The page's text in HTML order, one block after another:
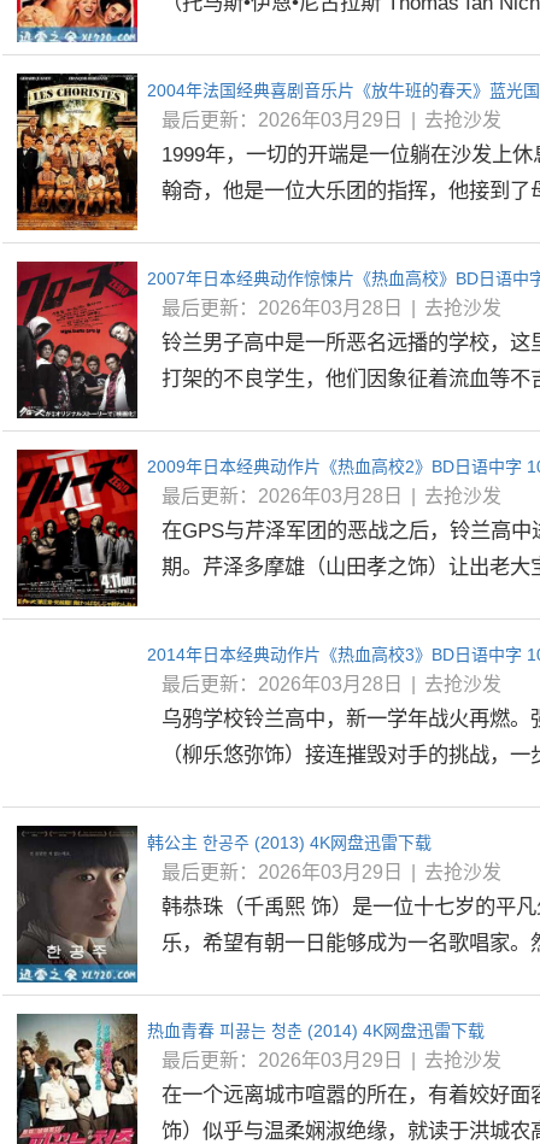
最后更新：2026年03月29日 去抢沙发
1999年，一切的开端是一位躺在沙发上
翰奇，他是一位大乐团的指挥，他接到了
2007年日本经典动作惊悚片《热血高校》BD日语中
最后更新：2026年03月28日 去抢沙发
铃兰男子高中是一所恶名远播的学校，这
打架的不良学生，他们因象征着流血等不
2009年日本经典动作片《热血高校2》BD日语中字
最后更新：2026年03月28日 去抢沙发
在GPS与芹泽军团的恶战之后，铃兰高中
期。芹泽多摩雄（山田孝之饰）让出老大
2014年日本经典动作片《热血高校3》BD日语中字
最后更新：2026年03月28日 去抢沙发
乌鸦学校铃兰高中，新一学年战火再燃。
（柳乐悠弥饰）接连摧毁对手的挑战，
韩公主 한공주 (2013) 4K网盘迅雷下载
最后更新：2026年03月29日 去抢沙发
韩恭珠（千禹熙 饰）是一位十七岁的平
乐，希望有朝一日能够成为一名歌唱家。
热血青春 피끓는 청춘 (2014) 4K网盘迅雷下载
最后更新：2026年03月29日 去抢沙发
在一个远离城市喧嚣的所在，有着姣好面
饰）似乎与温柔娴淑绝缘，就读于洪城农